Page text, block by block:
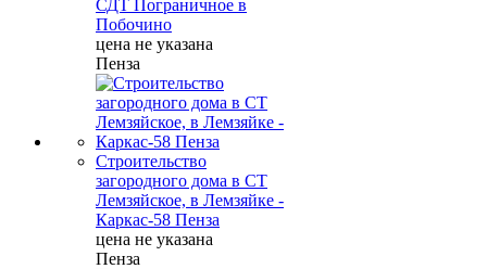
СДТ Пограничное в
Побочино
цена не указана
Пенза
Строительство
загородного дома в СТ
Лемзяйское, в Лемзяйке -
Каркас-58 Пенза
цена не указана
Пенза